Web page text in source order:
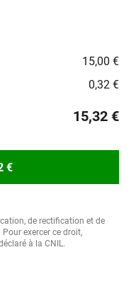
15,00 €
0,32 €
15,32 €
€
de rectification et de
exercer ce droit,
à la CNIL.